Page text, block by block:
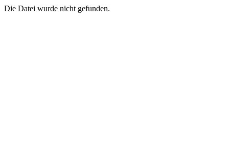
Die Datei wurde nicht gefunden.